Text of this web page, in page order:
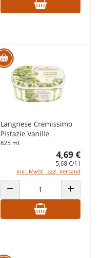
Langnese Cremissimo
Pistazie Vanille
825 ml
4,69 €
5,68 €/1 l
inkl. MwSt., zzgl. Versand
ANZAHL VERRINGERN ANZAHL